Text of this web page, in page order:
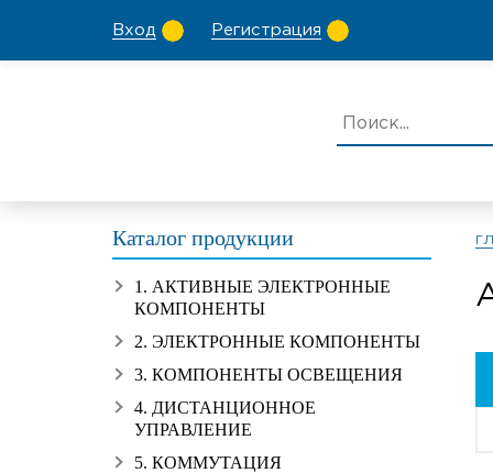
Вход Регистрация
Каталог продукции
1. АКТИВНЫЕ ЭЛЕКТРОННЫЕ
КОМПОНЕНТЫ
2. ЭЛЕКТРОННЫЕ КОМПОНЕНТЫ
3. КОМПОНЕНТЫ ОСВЕЩЕНИЯ
4. ДИСТАНЦИОННОЕ
УПРАВЛЕНИЕ
5. КОММУТАЦИЯ